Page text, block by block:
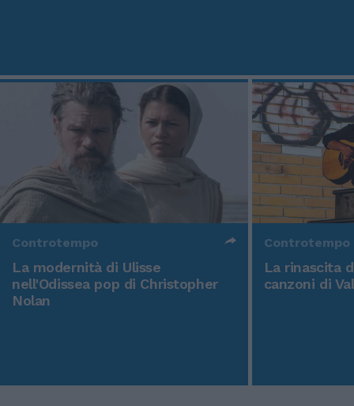
Controtempo
La modernità di Ulisse
nell'Odissea pop di Christopher
Nolan
Controtempo
La rinascita
canzoni di